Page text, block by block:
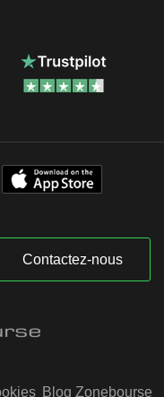
Contactez-nous
Blog Zonebourse